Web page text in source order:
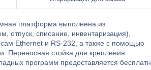
платформа выполнена из
отпуск, списание, инвентаризация),
Ethernet и RS-232, а также с помощью
Переносная стойка для крепления
программ предоставляется